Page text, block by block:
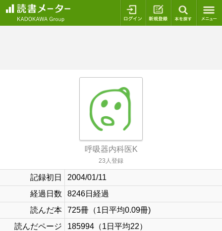
ログイン 新規登録
呼吸器内科医K
23人登録
記録初日
2004/01/11
経過日数
8246日経過
読んだ本
725冊（1日平均0.09冊)
読んだページ
185994（1日平均22）